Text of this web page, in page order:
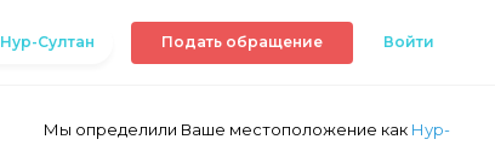
Мы определили Ваше местоположение как Нур-
Нур-Султан Подать обращение Войти